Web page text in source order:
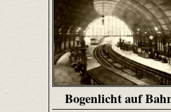
Bogenlicht auf